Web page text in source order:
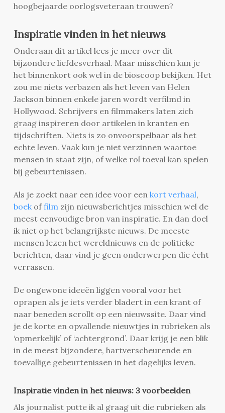
hoogbejaarde oorlogsveteraan trouwen?
Inspiratie vinden in het nieuws
Onderaan dit artikel lees je meer over dit
bijzondere liefdesverhaal. Maar misschien kun je
het binnenkort ook wel in de bioscoop bekijken. Het
zou me niets verbazen als het leven van Helen
Jackson binnen enkele jaren wordt verfilmd in
Hollywood. Schrijvers en filmmakers laten zich
graag inspireren door artikelen in kranten en
tijdschriften. Niets is zo onvoorspelbaar als het
echte leven. Vaak kun je niet verzinnen waartoe
mensen in staat zijn, of welke rol toeval kan spelen
bij gebeurtenissen.
Als je zoekt naar een idee voor een kort verhaal,
boekoffilm zijn nieuwsberichtjes misschien wel de
meest eenvoudige bron van inspiratie. En dan doel
ik niet op het belangrijkste nieuws. De meeste
mensen lezen het wereldnieuws en de politieke
berichten, daar vind je geen onderwerpen die écht
verrassen.
De ongewone ideeën liggen vooral voor het
oprapen als je iets verder bladert in een krant of
naar beneden scrollt op een nieuwssite. Daar vind
je de korte en opvallende nieuwtjes in rubrieken als
‘opmerkelijk’ of ‘achtergrond’. Daar krijg je een blik
in de meest bijzondere, hartverscheurende en
toevallige gebeurtenissen in het dagelijks leven.
Inspiratie vinden in het nieuws: 3 voorbeelden
Als journalist putte ik al graag uit die rubrieken als